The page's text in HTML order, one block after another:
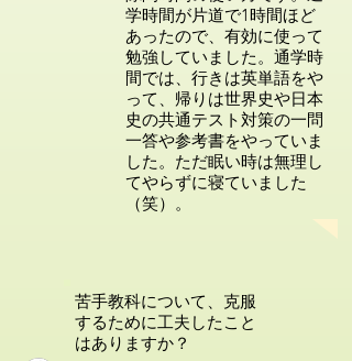
学時間が片道で1時間ほど
あったので、有効に使って
勉強していました。通学時
間では、行きは英単語をや
って、帰りは世界史や日本
史の共通テスト対策の一問
一答や参考書をやっていま
した。ただ眠い時は無理し
てやらずに寝ていました
（笑）。
苦手教科について、克服
するために工夫したこと
はありますか？